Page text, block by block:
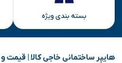
بسته بندی ویژه
هایپر ساختمانی خاجی‌ کالا | قیمت